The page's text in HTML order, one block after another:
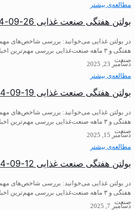
مطالعه‌ی بیشتر
بولتن هفتگی صنعت غذایی 26-09-1404
در بولتن غذایی می‌خوانید: ️بررسی شاخص‌های
هفتگی و ۳ ماهه صنعت‌غذایی ️بررسی
صنعت
مطالعه‌ی بیشتر
دسامبر 23, 2025
بولتن هفتگی صنعت غذایی 19-09-1404
در بولتن غذایی می‌خوانید: ️بررسی شاخص‌های
هفتگی و ۳ ماهه صنعت‌غذایی ️بررسی
صنعت
مطالعه‌ی بیشتر
دسامبر 15, 2025
بولتن هفتگی صنعت غذایی 12-09-1404
در بولتن غذایی می‌خوانید: ️بررسی شاخص‌های
هفتگی و ۳ ماهه صنعت‌غذایی ️بررسی
صنعت
دسامبر 7, 2025